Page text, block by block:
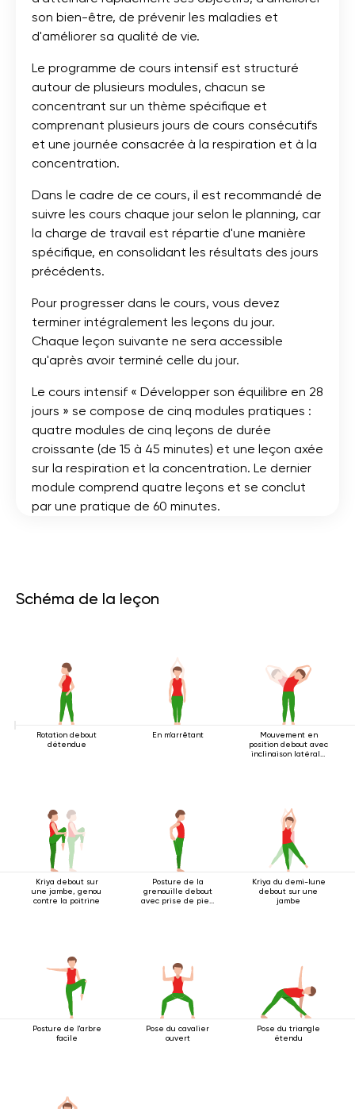
son bien-être, de prévenir les maladies et
d'améliorer sa qualité de vie.
Le programme de cours intensif est structuré
autour de plusieurs modules, chacun se
concentrant sur un thème spécifique et
comprenant plusieurs jours de cours consécutifs
et une journée consacrée à la respiration et à la
concentration.
Dans le cadre de ce cours, il est recommandé de
suivre les cours chaque jour selon le planning, car
la charge de travail est répartie d'une manière
spécifique, en consolidant les résultats des jours
précédents.
Pour progresser dans le cours, vous devez
terminer intégralement les leçons du jour.
Chaque leçon suivante ne sera accessible
qu'après avoir terminé celle du jour.
Le cours intensif « Développer son équilibre en 28
jours » se compose de cinq modules pratiques :
quatre modules de cinq leçons de durée
croissante (de 15 à 45 minutes) et une leçon axée
sur la respiration et la concentration. Le dernier
module comprend quatre leçons et se conclut
par une pratique de 60 minutes.
Schéma de la leçon
Rotation debout
détendue
En m'arrêtant
Mouvement en
position debout avec
inclinaison latérale
Kriya debout sur
une jambe, genou
contre la poitrine
Posture de la
grenouille debout
avec prise de pied
Kriya du demi-lune
debout sur une
jambe
Posture de l'arbre
facile
Pose du cavalier
ouvert
Pose du triangle
étendu